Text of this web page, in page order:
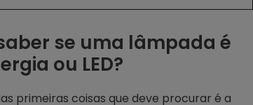
se uma lâmpada é
ou LED?
primeiras coisas que deve procurar é a